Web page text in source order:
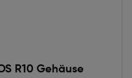
R10 Gehäuse